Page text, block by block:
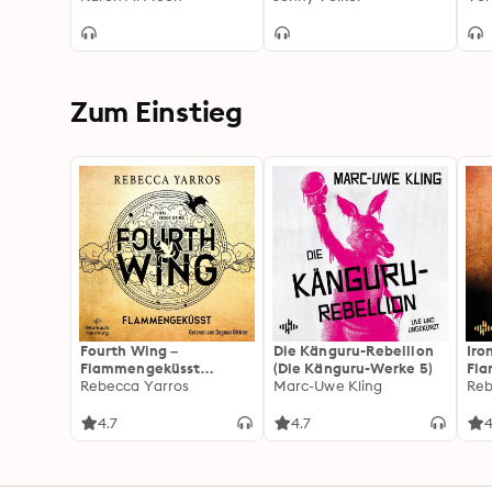
Zum Einstieg
Fourth Wing –
Flammengeküsst
(Flammengeküsst-Reihe
Rebecca Yarros
4.7
Die Känguru-Rebellion
(Die Känguru-Werke 5)
Marc-Uwe Kling
4.7